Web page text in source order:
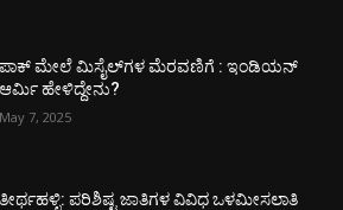
ಪಾಕ್​ ಮೇಲೆ ಮಿಸೈಲ್​ಗಳ ಮೆರವಣಿಗೆ : ಇಂಡಿಯನ್
ಆರ್ಮಿ ಹೇಳಿದ್ದೇನು?
May 7, 2025
ತೀರ್ಥಹಳ್ಳಿ: ಪರಿಶಿಷ್ಟ ಜಾತಿಗಳ ವಿವಿಧ ಒಳಮೀಸಲಾತಿ